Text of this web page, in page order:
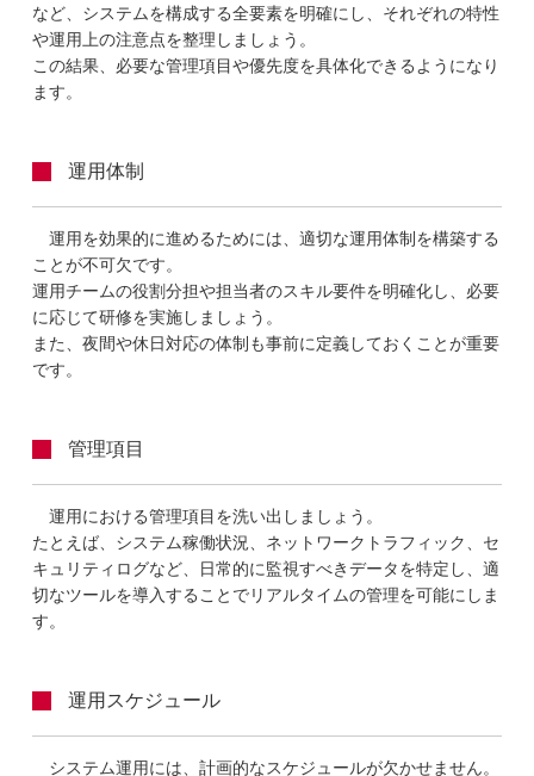
など、システムを構成する全要素を明確にし、それぞれの特性
や運用上の注意点を整理しましょう。
この結果、必要な管理項目や優先度を具体化できるようになり
ます。
運用体制
運用を効果的に進めるためには、適切な運用体制を構築する
ことが不可欠です。
運用チームの役割分担や担当者のスキル要件を明確化し、必要
に応じて研修を実施しましょう。
また、夜間や休日対応の体制も事前に定義しておくことが重要
です。
管理項目
運用における管理項目を洗い出しましょう。
たとえば、システム稼働状況、ネットワークトラフィック、セ
キュリティログなど、日常的に監視すべきデータを特定し、適
切なツールを導入することでリアルタイムの管理を可能にしま
す。
運用スケジュール
システム運用には、計画的なスケジュールが欠かせません。